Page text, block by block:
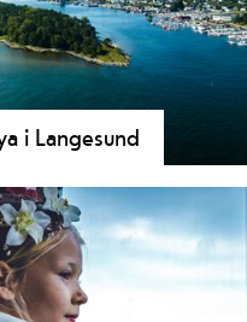
i Langesund
til en av de fineste øyene i
med sandstrender,
og tursti.